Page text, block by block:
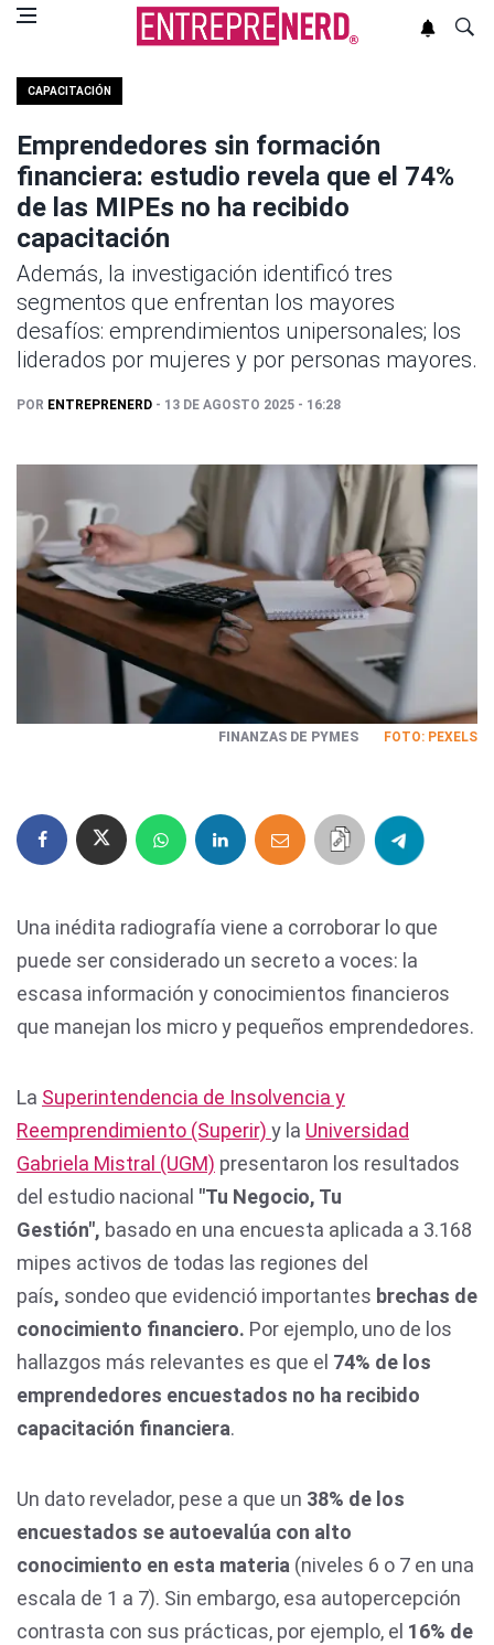
CAPACITACIÓN
Emprendedores sin formación
financiera: estudio revela que el 74%
de las MIPEs no ha recibido
capacitación
Además, la investigación identificó tres
segmentos que enfrentan los mayores
desafíos: emprendimientos unipersonales; los
liderados por mujeres y por personas mayores.
POR ENTREPRENERD - 13 DE AGOSTO 2025 - 16:28
FINANZAS DE PYMES FOTO: PEXELS
Una inédita radiografía viene a corroborar lo que
puede ser considerado un secreto a voces: la
escasa información y conocimientos financieros
que manejan los micro y pequeños emprendedores.
La Superintendencia de Insolvencia y
Reemprendimiento (Superir) y la Universidad
Gabriela Mistral (UGM) presentaron los resultados
del estudio nacional "Tu Negocio, Tu
Gestión", basado en una encuesta aplicada a 3.168
mipes activos de todas las regiones del
país, sondeo que evidenció importantes brechas de
conocimiento financiero. Por ejemplo, uno de los
hallazgos más relevantes es que el 74% de los
emprendedores encuestados no ha recibido
capacitación financiera.
Un dato revelador, pese a que un 38% de los
encuestados se autoevalúa con alto
conocimiento en esta materia (niveles 6 o 7 en una
escala de 1 a 7). Sin embargo, esa autopercepción
contrasta con sus prácticas, por ejemplo, el 16% de